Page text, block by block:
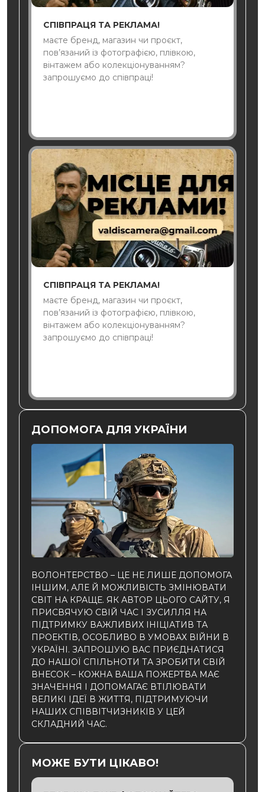
СПІВПРАЦЯ ТА РЕКЛАМА!
маєте бренд, магазин чи проєкт,
пов’язаний із фотографією, плівкою,
вінтажем або колекціонуванням?
запрошуємо до співпраці!
СПІВПРАЦЯ ТА РЕКЛАМА!
маєте бренд, магазин чи проєкт,
пов’язаний із фотографією, плівкою,
вінтажем або колекціонуванням?
запрошуємо до співпраці!
ДОПОМОГА ДЛЯ УКРАЇНИ
ВОЛОНТЕРСТВО – ЦЕ НЕ ЛИШЕ ДОПОМОГА
ІНШИМ, АЛЕ Й МОЖЛИВІСТЬ ЗМІНЮВАТИ
СВІТ НА КРАЩЕ. ЯК АВТОР ЦЬОГО САЙТУ, Я
ПРИСВЯЧУЮ СВІЙ ЧАС І ЗУСИЛЛЯ НА
ПІДТРИМКУ ВАЖЛИВИХ ІНІЦІАТИВ ТА
ПРОЕКТІВ, ОСОБЛИВО В УМОВАХ ВІЙНИ В
УКРАЇНІ. ЗАПРОШУЮ ВАС ПРИЄДНАТИСЯ
ДО НАШОЇ СПІЛЬНОТИ ТА ЗРОБИТИ СВІЙ
ВНЕСОК – КОЖНА ВАША ПОЖЕРТВА МАЄ
ЗНАЧЕННЯ І ДОПОМАГАЄ ВТІЛЮВАТИ
ВЕЛИКІ ІДЕЇ В ЖИТТЯ, ПІДТРИМУЮЧИ
НАШИХ СПІВВІТЧИЗНИКІВ У ЦЕЙ
СКЛАДНИЙ ЧАС.
МОЖЕ БУТИ ЦІКАВО!